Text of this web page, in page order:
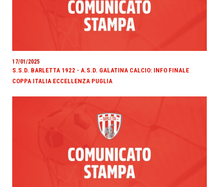
17/01/2025
S.S.D. BARLETTA 1922 - A.S.D. GALATINA CALCIO: INFO FINALE
COPPA ITALIA ECCELLENZA PUGLIA